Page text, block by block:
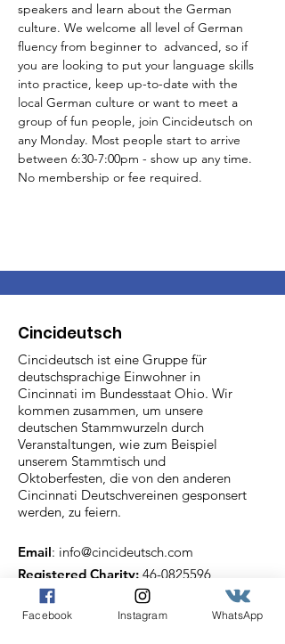
speakers and learn about the German
culture. We welcome all level of German
fluency from beginner to  advanced, so if
you are looking to put your language skills
into practice, keep up-to-date with the
local German culture or want to meet a
group of fun people, join Cincideutsch on
any Monday. Most people start to arrive
between 6:30-7:00pm - show up any time.
No membership or fee required.
Cincideutsch
Cincideutsch ist eine Gruppe für
deutschsprachige Einwohner in
Cincinnati im Bundesstaat Ohio. Wir
kommen zusammen, um unsere
deutschen Stammwurzeln durch
Veranstaltungen, wie zum Beispiel
unserem Stammtisch und
Oktoberfesten, die von den anderen
Cincinnati Deutschvereinen gesponsert
werden, zu feiern.
Email: info@cincideutsch.com
Registered Charity: 46-0825596
Facebook Instagram WhatsApp